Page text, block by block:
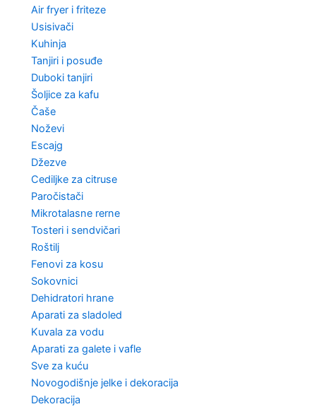
Air fryer i friteze
Usisivači
Kuhinja
Tanjiri i posuđe
Duboki tanjiri
Šoljice za kafu
Čaše
Noževi
Escajg
Džezve
Cediljke za citruse
Paročistači
Mikrotalasne rerne
Tosteri i sendvičari
Roštilj
Fenovi za kosu
Sokovnici
Dehidratori hrane
Aparati za sladoled
Kuvala za vodu
Aparati za galete i vafle
Sve za kuću
Novogodišnje jelke i dekoracija
Dekoracija